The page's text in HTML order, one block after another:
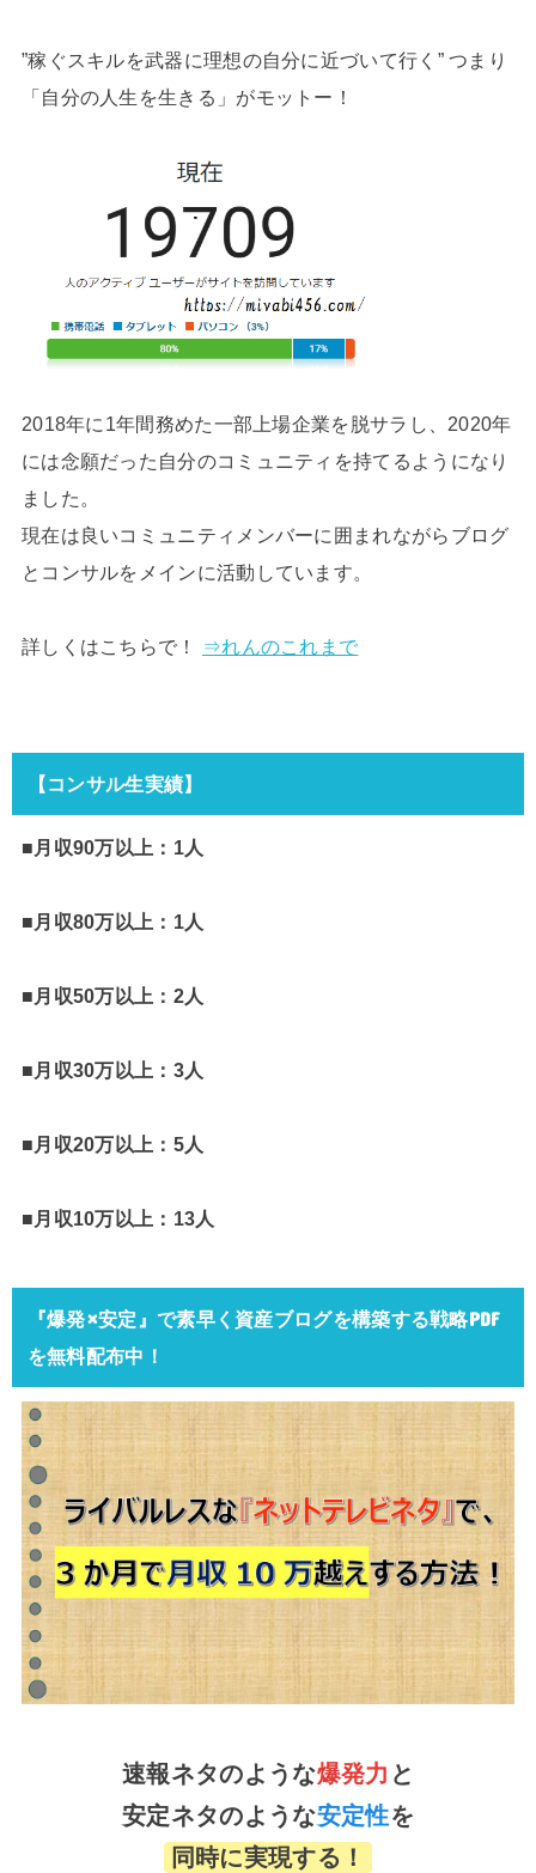
”稼ぐスキルを武器に理想の自分に近づいて行く” つまり
「自分の人生を生きる」がモットー！
2018年に1年間務めた一部上場企業を脱サラし、2020年
には念願だった自分のコミュニティを持てるようになり
ました。
現在は良いコミュニティメンバーに囲まれながらブログ
とコンサルをメインに活動しています。
詳しくはこちらで！ ⇒れんのこれまで
【コンサル生実績】
■月収90万以上：1人
■月収80万以上：1人
■月収50万以上：2人
■月収30万以上：3人
■月収20万以上：5人
■月収10万以上：13人
『爆発×安定』で素早く資産ブログを構築する戦略PDF
を無料配布中！
速報ネタのような爆発力 と
安定ネタのような安定性を
同時に実現する！